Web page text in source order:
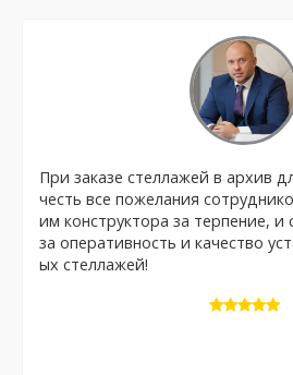
При заказе стеллажей в архив
честь все пожелания
им конструктора за терпение, и
за оперативность и качество
ых стеллажей!